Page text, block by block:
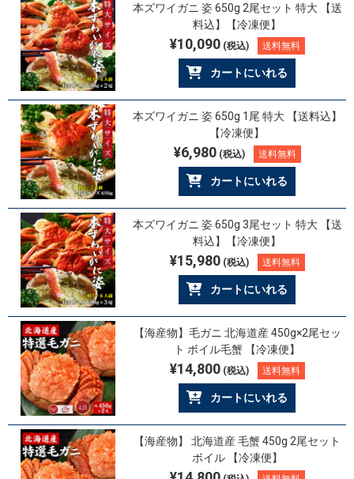
本ズワイガニ 姿 650g 2尾セット 特大 【送
料込】【冷凍便】
¥10,090(税込) 送料無料
カートにいれる
本ズワイガニ 姿 650g 1尾 特大 【送料込】
【冷凍便】
¥6,980(税込) 送料無料
カートにいれる
本ズワイガニ 姿 650g 3尾セット 特大 【送
料込】【冷凍便】
¥15,980(税込) 送料無料
カートにいれる
【海産物】毛ガニ 北海道産 450g×2尾セッ
ト ボイル毛蟹 【冷凍便】
¥14,800(税込) 送料無料
カートにいれる
【海産物】 北海道産 毛蟹 450g 2尾セット
ボイル 【冷凍便】